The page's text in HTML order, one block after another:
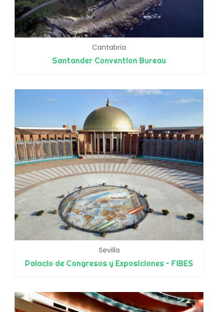
Cantabria
Santander Convention Bureau
Sevilla
Palacio de Congresos y Exposiciones – FIBES